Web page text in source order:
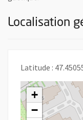
Localisation
Latitude :
+
−